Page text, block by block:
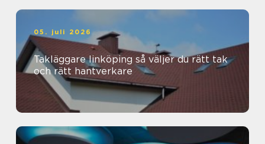
05. juli 2026
Takläggare linköping så väljer du rätt tak
och rätt hantverkare